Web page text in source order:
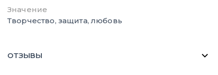
Значение
Творчество, защита, любовь
ОТЗЫВЫ